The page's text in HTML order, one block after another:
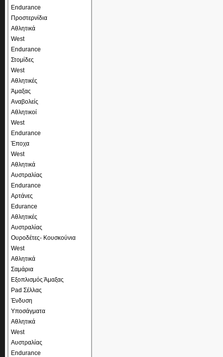
Endurance
Προστερνίδια
Αθλητικά
West
Endurance
Στομίδες
West
Αθλητικές
Άμαξας
Αναβολείς
Αθλητικοί
West
Endurance
Έποχα
West
Αθλητικά
Αυστραλίας
Endurance
Αρτάνες
Edurance
Αθλητικές
Αυστραλίας
Ουροδέτες- Κουσκούνια
West
Αθλητικά
Σαμάρια
Εξοπλισμός Άμαξας
Pad Σέλλας
Ένδυση
Υποσάγματα
Αθλητικά
West
Αυστραλίας
Endurance